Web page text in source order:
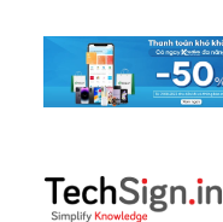
chất lượng hoàn